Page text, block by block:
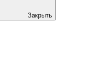
Закрыть